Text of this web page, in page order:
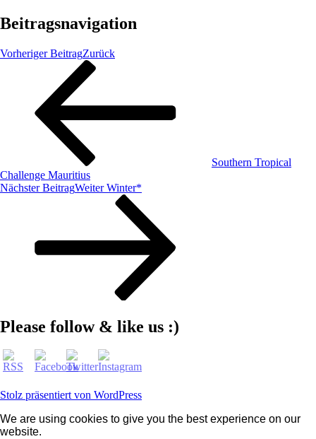
Beitragsnavigation
Vorheriger BeitragZurück
Southern Tropical
Challenge Mauritius
Nächster BeitragWeiter Winter*
Please follow & like us :)
Stolz präsentiert von WordPress
We are using cookies to give you the best experience on our
website.